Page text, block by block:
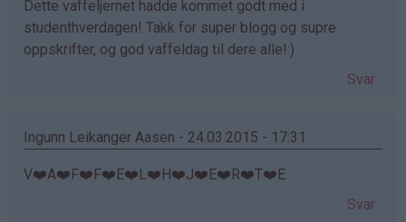
Dette vaffeljernet hadde kommet godt med i
studenthverdagen! Takk for super blogg og supre
oppskrifter, og god vaffeldag til dere alle!:)
Svar
Ingunn Leikanger Aasen - 24.03.2015 - 17:31
V❤️A❤️F❤️F❤️E❤️L❤️H❤️J❤️E❤️R❤️T❤️E
Svar